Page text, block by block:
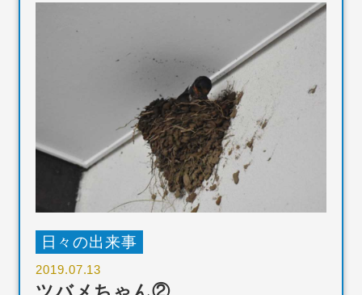
日々の出来事
2019.07.13